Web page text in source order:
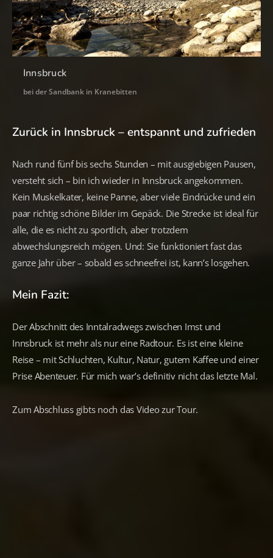
Innsbruck
bei der Sandbank in Kranebitten
Zurück in Innsbruck – entspannt und zufrieden
Nach rund fünf bis sechs Stunden – mit ausgiebigen Pausen,
versteht sich – bin ich wieder in Innsbruck angekommen.
Kein Muskelkater, keine Panne, aber viele Eindrücke und ein
paar richtig schöne Bilder im Gepäck. Die Strecke ist ideal für
alle, die es nicht zu sportlich, aber trotzdem
abwechslungsreich mögen. Und: Sie funktioniert fast das
ganze Jahr über – sobald es schneefrei ist, kann’s losgehen.
Mein Fazit:
Der Abschnitt des Inntalradwegs zwischen Imst und
Innsbruck ist mehr als nur eine Radtour. Es ist eine kleine
Reise – mit Schluchten, Kultur, Natur, gutem Kaffee und einer
Prise Abenteuer. Für mich war’s definitiv nicht das letzte Mal.
Zum Abschluss gibts noch das Video zur Tour.